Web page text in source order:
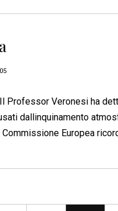
Professor Veronesi ha
dallinquinamento
Commissione Europea